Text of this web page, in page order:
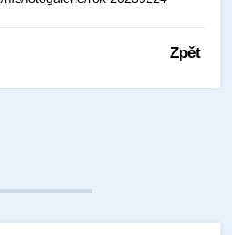
Zpět